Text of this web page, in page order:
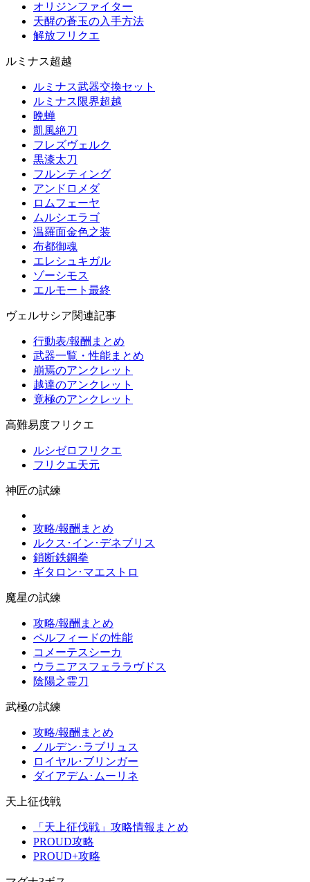
オリジンファイター
天醒の蒼玉の入手方法
解放フリクエ
ルミナス超越
ルミナス武器交換セット
ルミナス限界超越
晩蝉
凱風絶刀
フレズヴェルク
黒漆太刀
フルンティング
アンドロメダ
ロムフェーヤ
ムルシエラゴ
温羅面金色之装
布都御魂
エレシュキガル
ゾーシモス
エルモート最終
ヴェルサシア関連記事
行動表/報酬まとめ
武器一覧・性能まとめ
崩焉のアンクレット
越達のアンクレット
竟極のアンクレット
高難易度フリクエ
ルシゼロフリクエ
フリクエ天元
神匠の試練
攻略/報酬まとめ
ルクス･イン･デネブリス
鎖断鉄鋼拳
ギタロン･マエストロ
魔星の試練
攻略/報酬まとめ
ペルフィードの性能
コメーテスシーカ
ウラニアスフェララヴドス
陰陽之霊刀
武極の試練
攻略/報酬まとめ
ノルデン･ラブリュス
ロイヤル･ブリンガー
ダイアデム･ムーリネ
天上征伐戦
「天上征伐戦」攻略情報まとめ
PROUD攻略
PROUD+攻略